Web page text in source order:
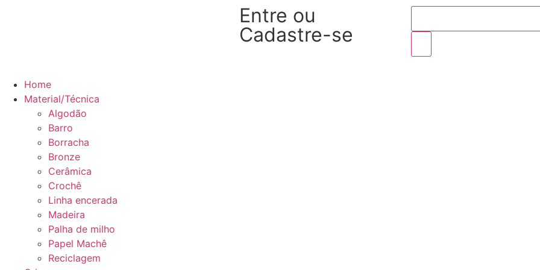
Entre ou
Cadastre-se
Home
Material/Técnica
Algodão
Barro
Borracha
Bronze
Cerâmica
Crochê
Linha encerada
Madeira
Palha de milho
Papel Machê
Reciclagem